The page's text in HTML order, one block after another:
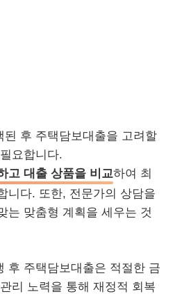
된 후 주택담보대출을 고려할
요합니다.
고 대출 상품을 비교하여 최
니다. 또한, 전문가의 상담을
는 맞춤형 계획을 세우는 것
후 주택담보대출은 적절한 금
리 노력을 통해 재정적 회복